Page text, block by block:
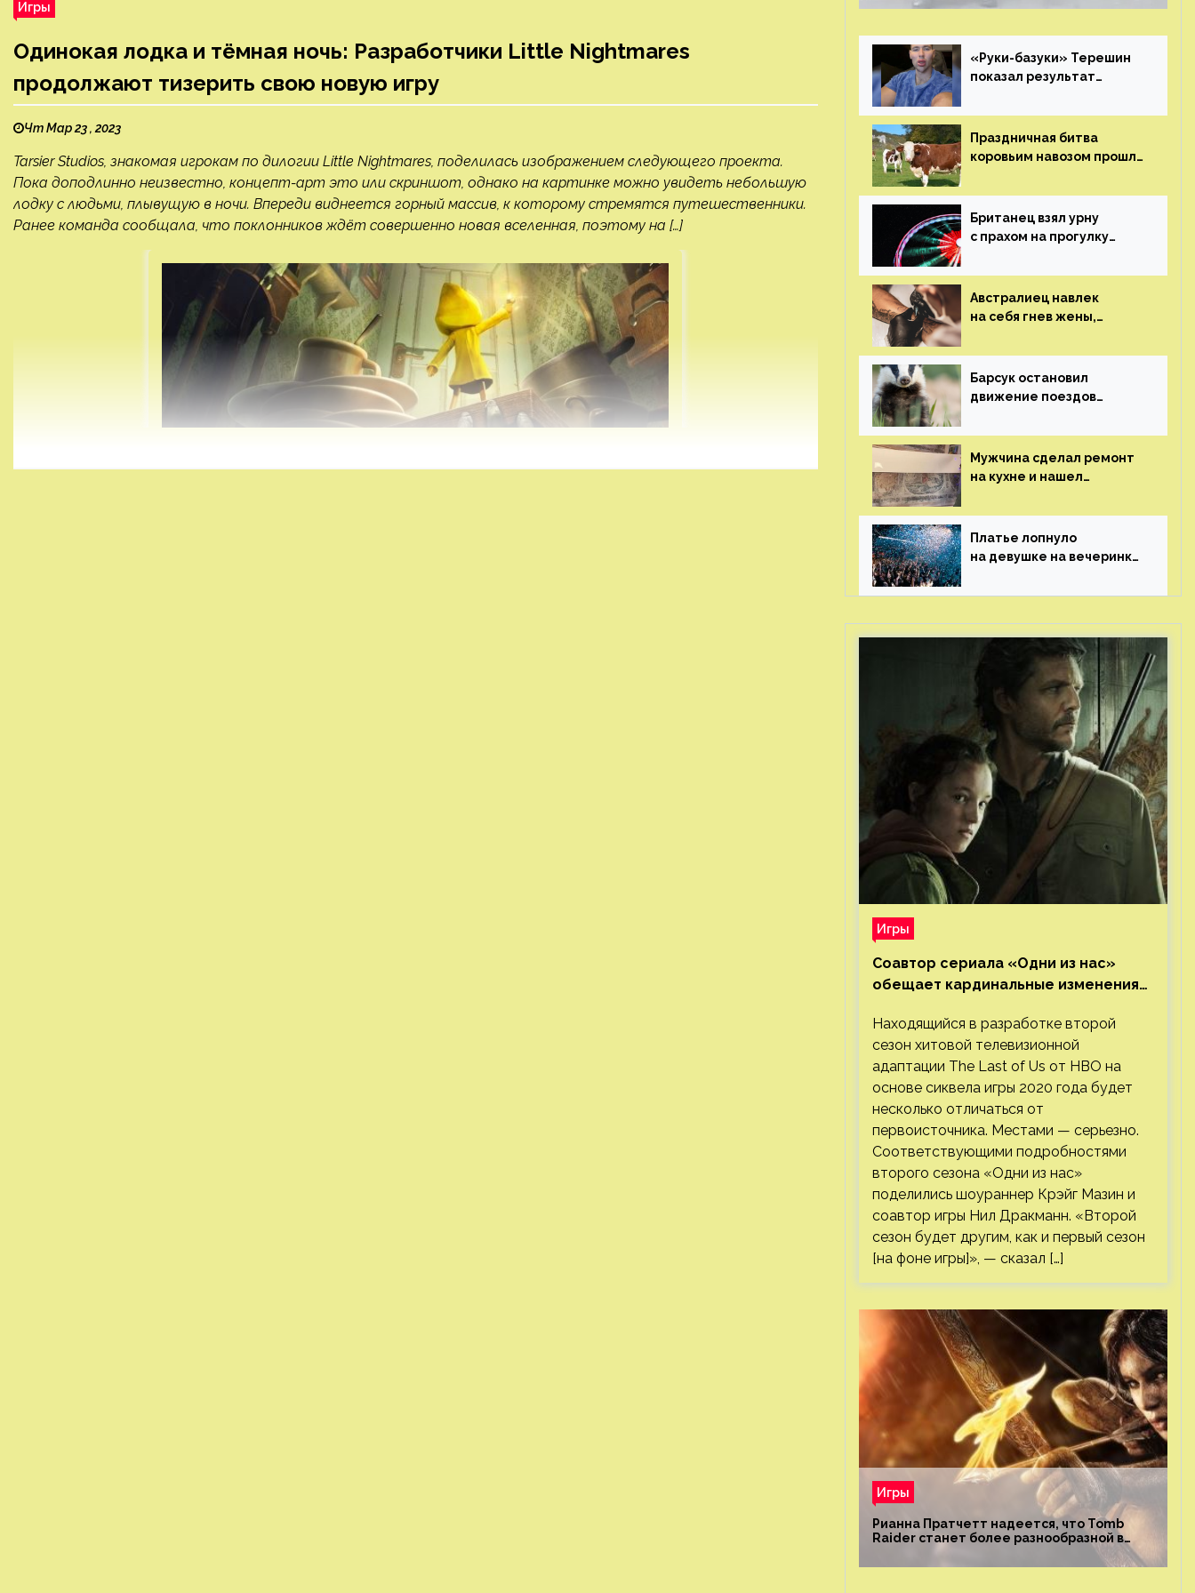
Игры
Одинокая лодка и тёмная ночь: Разработчики Little Nightmares
продолжают тизерить свою новую игру
Чт Мар 23 , 2023
Tarsier Studios, знакомая игрокам по дилогии Little Nightmares, поделилась изображением следующего проекта.
Пока доподлинно неизвестно, концепт-арт это или скриншот, однако на картинке можно увидеть небольшую
лодку с людьми, плывущую в ночи. Впереди виднеется горный массив, к которому стремятся путешественники.
Ранее команда сообщала, что поклонников ждёт совершенно новая вселенная, поэтому на […]
«Руки-базуки» Терешин
показал результат
Праздничная битва
коровьим навозом прошла
Британец взял урну
с прахом на прогулку
Австралиец навлек
на себя гнев жены,
с ее неудачной
фотографией
Барсук остановил
движение поездов
Мужчина сделал ремонт
на кухне и нашел
возрастом 400 лет
Платье лопнуло
на девушке на вечеринке
Игры
Соавтор сериала «Одни из нас»
обещает кардинальные изменения
Находящийся в разработке второй
сезон хитовой телевизионной
адаптации The Last of Us от HBO на
основе сиквела игры 2020 года будет
несколько отличаться от
первоисточника. Местами — серьезно.
Соответствующими подробностями
второго сезона «Одни из нас»
поделились шоураннер Крэйг Мазин и
соавтор игры Нил Дракманн. «Второй
сезон будет другим, как и первый сезон
[на фоне игры]», — сказал […]
Игры
Рианна Пратчетт надеется, что Tomb
Raider станет более разнообразной в
плане репрезентации